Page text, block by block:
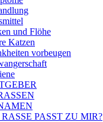
und Flöhe
Katzen
vorbeugen
PASST ZU MIR?